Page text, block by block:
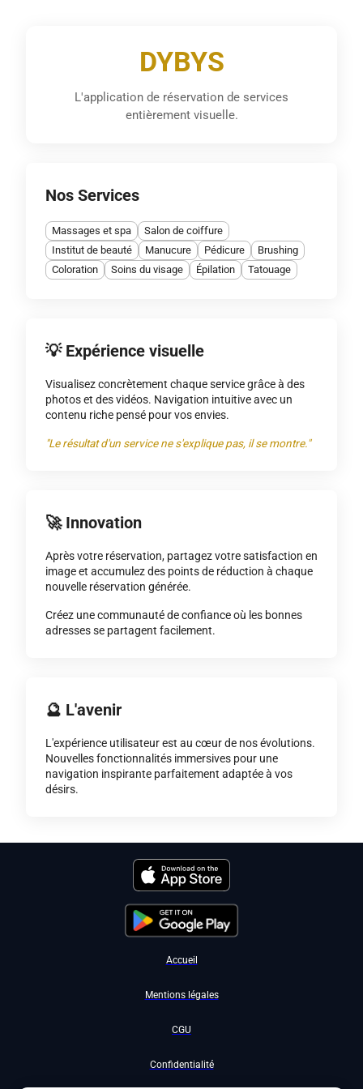
DYBYS
L'application de réservation de services
entièrement visuelle.
Nos Services
Massages et spa
Salon de coiffure
Institut de beauté
Manucure Pédicure
Brushing
Coloration
Soins du visage Épilation Tatouage
💡 Expérience visuelle
Visualisez concrètement chaque service grâce à des
photos et des vidéos. Navigation intuitive avec un
contenu riche pensé pour vos envies.
"Le résultat d'un service ne s'explique pas, il se montre."
🚀 Innovation
Après votre réservation, partagez votre satisfaction en
image et accumulez des points de réduction à chaque
nouvelle réservation générée.
Créez une communauté de confiance où les bonnes
adresses se partagent facilement.
🔮 L'avenir
L'expérience utilisateur est au cœur de nos évolutions.
Nouvelles fonctionnalités immersives pour une
navigation inspirante parfaitement adaptée à vos
désirs.
Accueil
Mentions légales
CGU
Confidentialité